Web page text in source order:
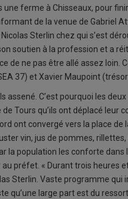
ferme à Chisseaux, pour
de la venue de Gabriel
Sterlin chez qui s’est
soutien à la profession et a
de ne pas être allé assez loin.
37) et Xavier Maupoint
C’est pourquoi les
Tours qu’ils ont déplacé leur
ont convergé vers la place de
vin, jus de pommes,
la population les conforte dans
préfet. « Durant trois heures
Sterlin. Vaste programme qui
qu’une large part est du